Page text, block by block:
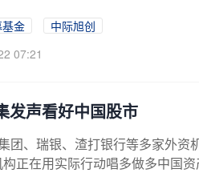
金
中际旭创
07:21
发声看好中国股市
团、瑞银、渣打银行等多家外
正在用实际行动唱多做多中国